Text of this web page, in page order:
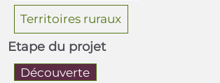
Territoires ruraux
Etape du projet
Découverte